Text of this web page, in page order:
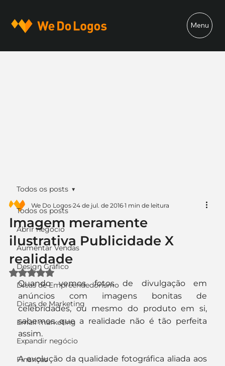
Menu
Todos os posts
Abrir negócio
Aumentar Vendas
Design Gráfico
Dicas de Empreendedorismo
Dicas de Marketing
Email marketing
Expandir negócio
Finanças
Todos os posts
Imagem meramente
ilustrativa Publicidade X
realidade
We Do Logos 24 de jul. de 2016 1 min de leitura
Avaliado com NaN de 5 estrelas.
Quando vemos fotos de divulgação em
anúncios com imagens bonitas de
celebridades, ou mesmo do produto em si,
sabemos que a realidade não é tão perfeita
assim.
A evolução da qualidade fotográfica aliada aos